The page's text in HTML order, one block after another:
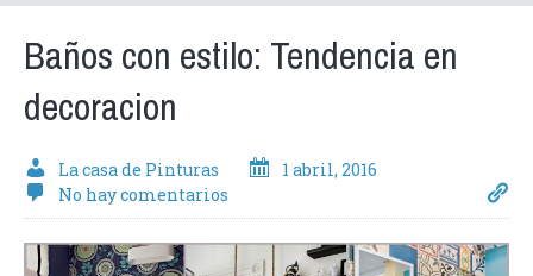
Baños con estilo: Tendencia en
decoracion
La casa de Pinturas
1 abril, 2016
No hay comentarios